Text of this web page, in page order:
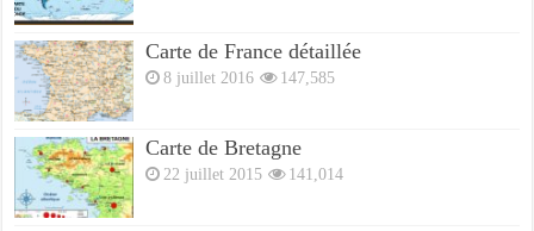
Carte de France détaillée
8 juillet 2016 147,585
Carte de Bretagne
22 juillet 2015 141,014